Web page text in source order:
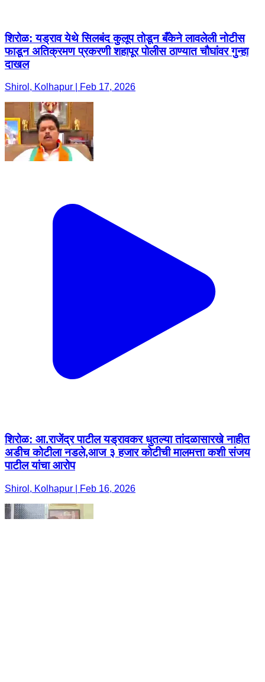
शिरोळ: यड्राव येथे सिलबंद कुलूप तोडून बँकेने लावलेली नोटीस
फाडून अतिक्रमण प्रकरणी शहापूर पोलीस ठाण्यात चौघांवर गुन्हा
दाखल
Shirol, Kolhapur | Feb 17, 2026
शिरोळ: आ.राजेंद्र पाटील यड्रावकर धुतल्या तांदळासारखे नाहीत
अडीच कोटीला नडले,आज ३ हजार कोटीची मालमत्ता कशी संजय
पाटील यांचा आरोप
Shirol, Kolhapur | Feb 16, 2026